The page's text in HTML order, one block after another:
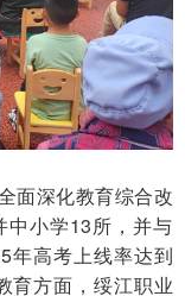
面深化教育综合改
中小学13所，并与
年高考上线率达到
育方面，绥江职业